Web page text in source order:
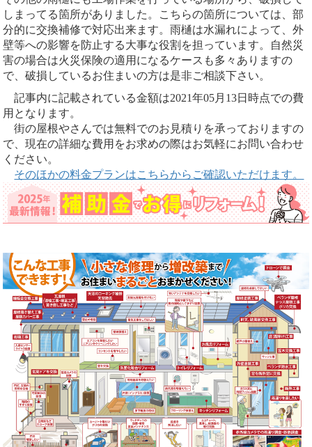
しまってる箇所がありました。こちらの箇所については、部
分的に交換補修で対応出来ます。雨樋は水漏れによって、外
壁等への影響を防止する大事な役割を担っています。自然災
害の場合は火災保険の適用になるケースも多々ありますの
で、破損しているお住まいの方は是非ご相談下さい。
記事内に記載されている金額は2021年05月13日時点での費
用となります。
街の屋根やさんでは無料でのお見積りを承っておりますの
で、現在の詳細な費用をお求めの際はお気軽にお問い合わせ
ください。
そのほかの料金プランはこちらからご確認いただけます。